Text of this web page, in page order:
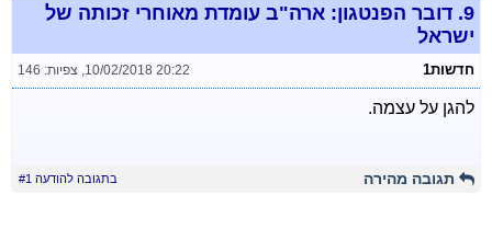
9. דובר הפנטגון: ארה"ב עומדת מאוחרי זכותה של
ישראל
חדשות1 10/02/2018 20:22
, צפיות: 146
להגן על עצמה.
תגובה מהירה בתגובה להודעה #1